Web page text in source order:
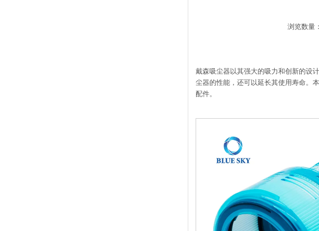
浏览数量
戴森吸尘器以其强大的吸力和创新的设
尘器的性能，还可以延长其使用寿命。
配件。